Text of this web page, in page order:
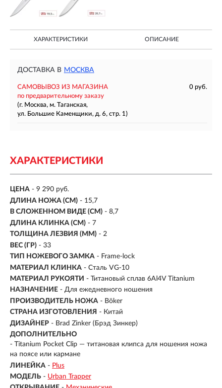
ХАРАКТЕРИСТИКИ ОПИСАНИЕ
ДОСТАВКА В МОСКВА
САМОВЫВОЗ ИЗ МАГАЗИНА
0 руб.
по предварительному заказу
(г. Москва, м. Таганская,
ул. Большие Каменщики, д. 6, стр. 1)
ХАРАКТЕРИСТИКИ
ЦЕНА - 9 290 руб.
ДЛИНА НОЖА (СМ) - 15,7
В СЛОЖЕННОМ ВИДЕ (СМ) - 8,7
ДЛИНА КЛИНКА (СМ) - 7
ТОЛЩИНА ЛЕЗВИЯ (ММ) - 2
ВЕС (ГР) - 33
ТИП НОЖЕВОГО ЗАМКА - Frame-lock
МАТЕРИАЛ КЛИНКА - Сталь VG-10
МАТЕРИАЛ РУКОЯТИ - Титановый сплав 6Al4V Titanium
НАЗНАЧЕНИЕ - Для ежедневного ношения
ПРОИЗВОДИТЕЛЬ НОЖА - Böker
СТРАНА ИЗГОТОВЛЕНИЯ - Китай
ДИЗАЙНЕР - Brad Zinker (Брэд Зинкер)
ДОПОЛНИТЕЛЬНО
- Titanium Pocket Clip — титановая клипса для ношения ножа
на поясе или кармане
ЛИНЕЙКА - Plus
МОДЕЛЬ - Urban Trapper